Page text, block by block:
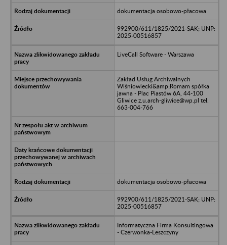
dokumentacja osobowo-płacowa
992900/611/1825/2021-SAK; UNP:
2025-00516857
LiveCall Software - Warszawa
Zakład Usług Archiwalnych
Wiśniowiecki&amp;Romam spółka
jawna - Plac Piastów 6A, 44-100
Gliwice z.u.arch-gliwice@wp.pl tel.
663-004-766
dokumentacja osobowo-płacowa
992900/611/1825/2021-SAK; UNP:
2025-00516857
Informatyczna Firma Konsultingowa
- Czerwonka-Leszczyny